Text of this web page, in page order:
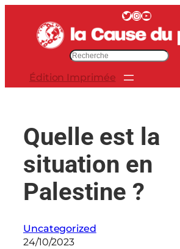
contenu
Twitter InstagramYouTube
c
e
Édition Imprimée
Quelle est la
situation en
Palestine ?
Uncategorized
24/10/2023